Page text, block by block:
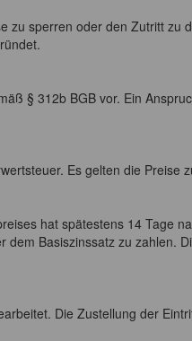
zu sperren oder den Zutritt
§ 312b BGB vor. Ein
Es gelten die Preise
hat spätestens 14 Tage
Basiszinssatz zu zahlen.
Die Zustellung der